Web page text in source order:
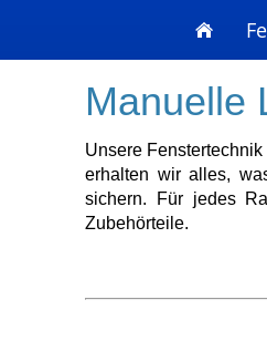
Manuelle
Unsere
erhalten wir alles,
sichern. Für jedes
Zubehörteile.